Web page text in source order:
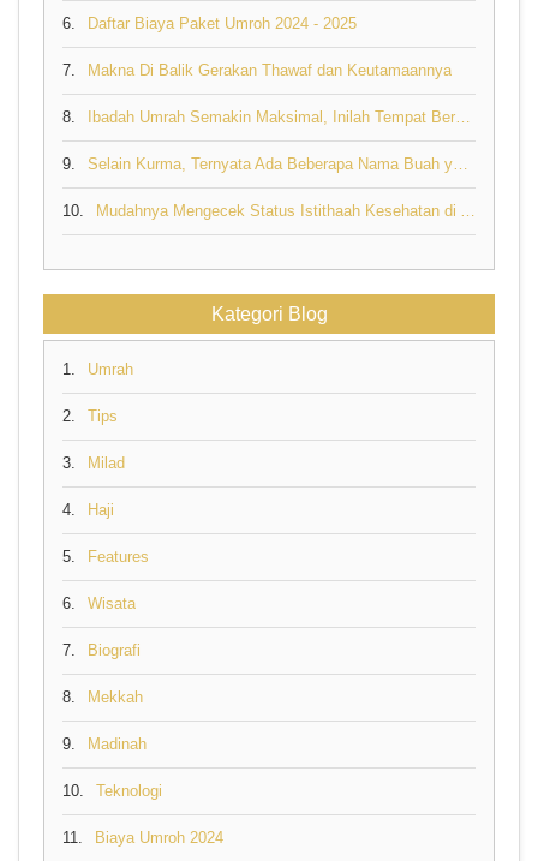
6. Daftar Biaya Paket Umroh 2024 - 2025
7. Makna Di Balik Gerakan Thawaf dan Keutamaannya
8. Ibadah Umrah Semakin Maksimal, Inilah Tempat Berdoa yang Mustajab di Tanah Suci
9. Selain Kurma, Ternyata Ada Beberapa Nama Buah yang Disebut di Al Quran
10. Mudahnya Mengecek Status Istithaah Kesehatan di Aplikasi Sebagai Syarat Pelunasan Biaya Haji
Kategori Blog
1. Umrah
2. Tips
3. Milad
4. Haji
5. Features
6. Wisata
7. Biografi
8. Mekkah
9. Madinah
10. Teknologi
11. Biaya Umroh 2024